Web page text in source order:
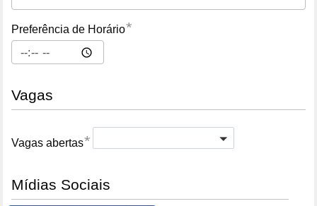
Preferência de Horário*
Vagas
Vagas abertas*
Mídias Sociais